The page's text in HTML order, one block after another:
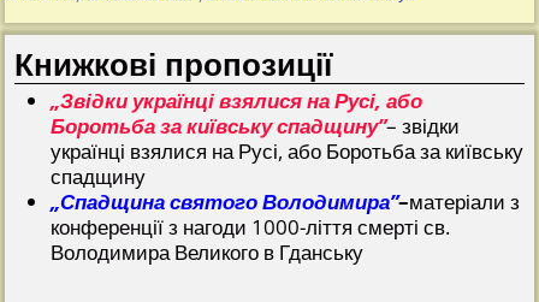
Книжкові пропозиції
„Звідки українці взялися на Русі, або
Боротьба за київську спадщину”– звідки
українці взялися на Русі, або Боротьба за київську
спадщину
„Спадщина святого Володимира”–матеріали з
конференції з нагоди 1000-ліття смерті св.
Володимира Великого в Гданську